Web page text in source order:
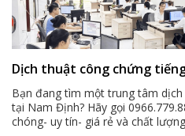
Dịch thuật công chứng
Bạn đang tìm một trung tâm
tại Nam Định? Hãy gọi
chóng- uy tín- giá rẻ và chất